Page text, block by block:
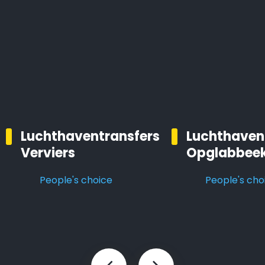
Luchthaventransfers
Verviers
People's choice People's